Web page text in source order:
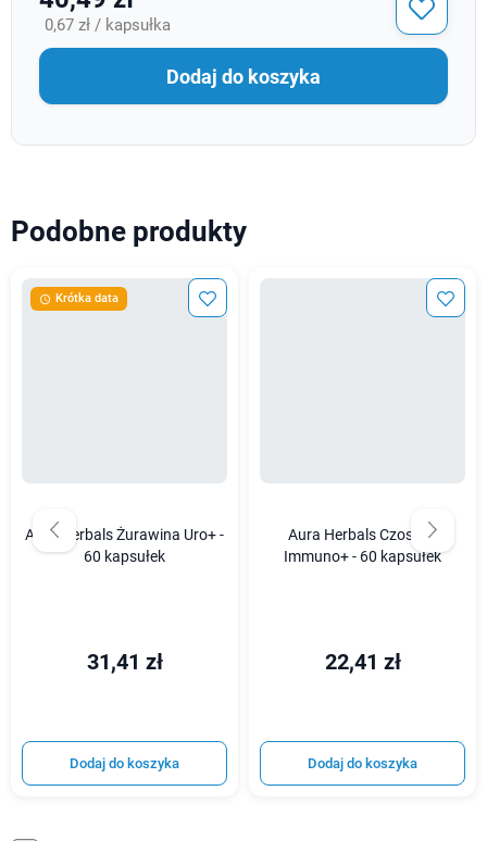
0,67 zł / kapsułka
Dodaj do koszyka
Podobne produkty
 Krótka data
Aura Herbals Żurawina Uro+ -
60 kapsułek
31,41 zł
Dodaj do koszyka
Aura Herbals Czosnek
Immuno+ - 60 kapsułek
22,41 zł
Dodaj do koszyka